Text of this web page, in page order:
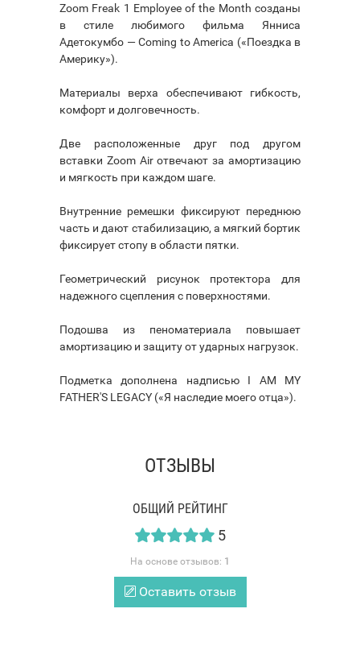
Zoom Freak 1 Employee of the Month созданы
в стиле любимого фильма Янниса
Адетокумбо — Coming to America («Поездка в
Америку»).
Материалы верха обеспечивают гибкость,
комфорт и долговечность.
Две расположенные друг под другом
вставки Zoom Air отвечают за амортизацию
и мягкость при каждом шаге.
Внутренние ремешки фиксируют переднюю
часть и дают стабилизацию, а мягкий бортик
фиксирует стопу в области пятки.
Геометрический рисунок протектора для
надежного сцепления с поверхностями.
Подошва из пеноматериала повышает
амортизацию и защиту от ударных нагрузок.
Подметка дополнена надписью I AM MY
FATHER'S LEGACY («Я наследие моего отца»).
ОТЗЫВЫ
ОБЩИЙ РЕЙТИНГ
5
На основе отзывов: 1
Оставить отзыв